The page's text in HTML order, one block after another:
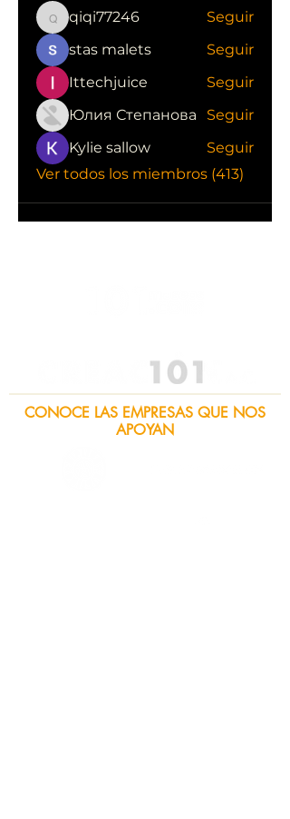
qiqi77246
qiqi77246
Seguir
stas malets
Seguir
Ittechjuice
Seguir
Юлия Степанова
Seguir
Kylie sallow
Seguir
Ver todos los miembros (413)
CONOCE LAS EMPRESAS QUE NOS
APOYAN